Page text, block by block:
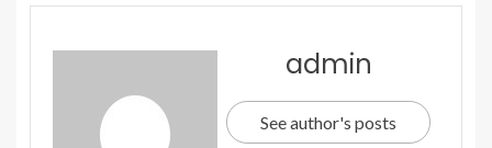
admin
See author's posts